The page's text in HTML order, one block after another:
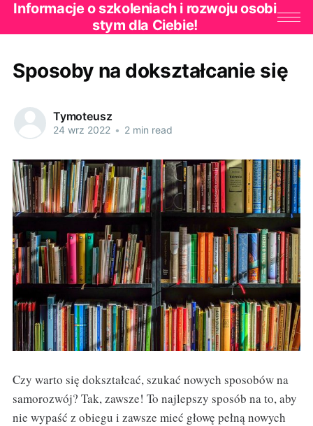
Informacje o szkoleniach i rozwoju osobi
stym dla Ciebie!
Sposoby na dokształcanie się
Tymoteusz
24 wrz 2022 • 2 min read
Czy warto się dokształcać, szukać nowych sposobów na
samorozwój? Tak, zawsze! To najlepszy sposób na to, aby
nie wypaść z obiegu i zawsze mieć głowę pełną nowych